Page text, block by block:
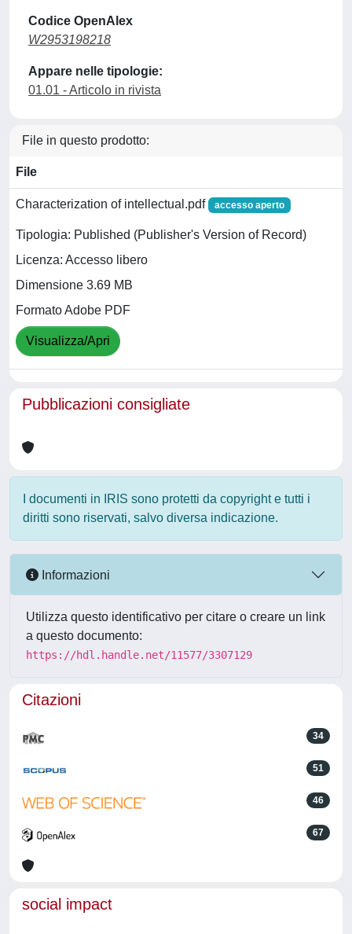
Codice OpenAlex
W2953198218
Appare nelle tipologie:
01.01 - Articolo in rivista
File in questo prodotto:
File
Characterization of intellectual.pdf accesso aperto
Tipologia: Published (Publisher's Version of Record)
Licenza: Accesso libero
Dimensione 3.69 MB
Formato Adobe PDF
Visualizza/Apri
Pubblicazioni consigliate
I documenti in IRIS sono protetti da copyright e tutti i
diritti sono riservati, salvo diversa indicazione.
Informazioni
Utilizza questo identificativo per citare o creare un link
a questo documento:
https://hdl.handle.net/11577/3307129
Citazioni
34
51
46
67
social impact